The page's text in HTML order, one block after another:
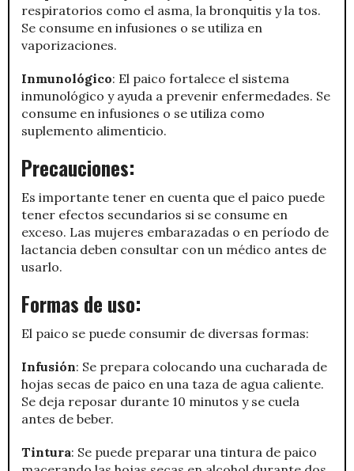
respiratorios como el asma, la bronquitis y la tos.
Se consume en infusiones o se utiliza en
vaporizaciones.
Inmunológico: El paico fortalece el sistema
inmunológico y ayuda a prevenir enfermedades. Se
consume en infusiones o se utiliza como
suplemento alimenticio.
Precauciones:
Es importante tener en cuenta que el paico puede
tener efectos secundarios si se consume en
exceso. Las mujeres embarazadas o en período de
lactancia deben consultar con un médico antes de
usarlo.
Formas de uso:
El paico se puede consumir de diversas formas:
Infusión: Se prepara colocando una cucharada de
hojas secas de paico en una taza de agua caliente.
Se deja reposar durante 10 minutos y se cuela
antes de beber.
Tintura: Se puede preparar una tintura de paico